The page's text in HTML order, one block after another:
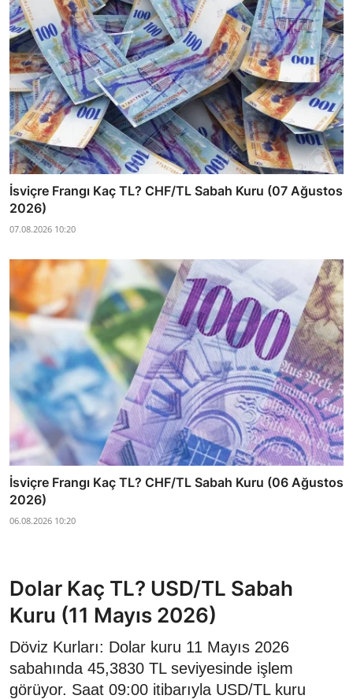
İsviçre Frangı Kaç TL? CHF/TL Sabah Kuru (07 Ağustos
2026)
07.08.2026 10:20
İsviçre Frangı Kaç TL? CHF/TL Sabah Kuru (06 Ağustos
2026)
06.08.2026 10:20
Dolar Kaç TL? USD/TL Sabah
Kuru (11 Mayıs 2026)
Döviz Kurları: Dolar kuru 11 Mayıs 2026
sabahında 45,3830 TL seviyesinde işlem
görüyor. Saat 09:00 itibarıyla USD/TL kuru